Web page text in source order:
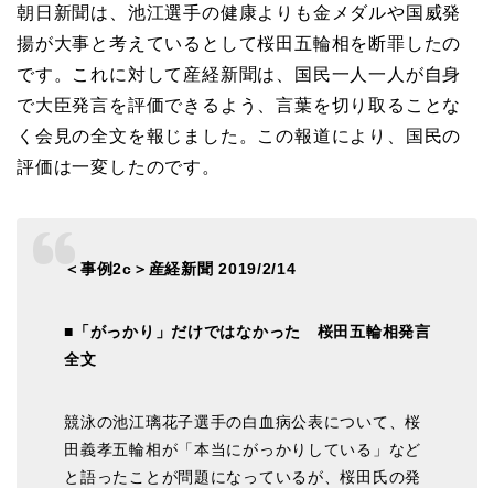
朝日新聞は、池江選手の健康よりも金メダルや国威発
揚が大事と考えているとして桜田五輪相を断罪したの
です。これに対して産経新聞は、
国民一人一人が自身
で大臣発言を評価できるよう、言葉を切り取ることな
く会見の全文を報じました。この報道により、国民の
評価は一変したのです。
＜事例2c＞産経新聞 2019/2/14
■「がっかり」だけではなかった 桜田五輪相発言
全文
競泳の池江璃花子選手の白血病公表について、桜
田義孝五輪相が「本当にがっかりしている」など
と語ったことが問題になっているが、桜田氏の発